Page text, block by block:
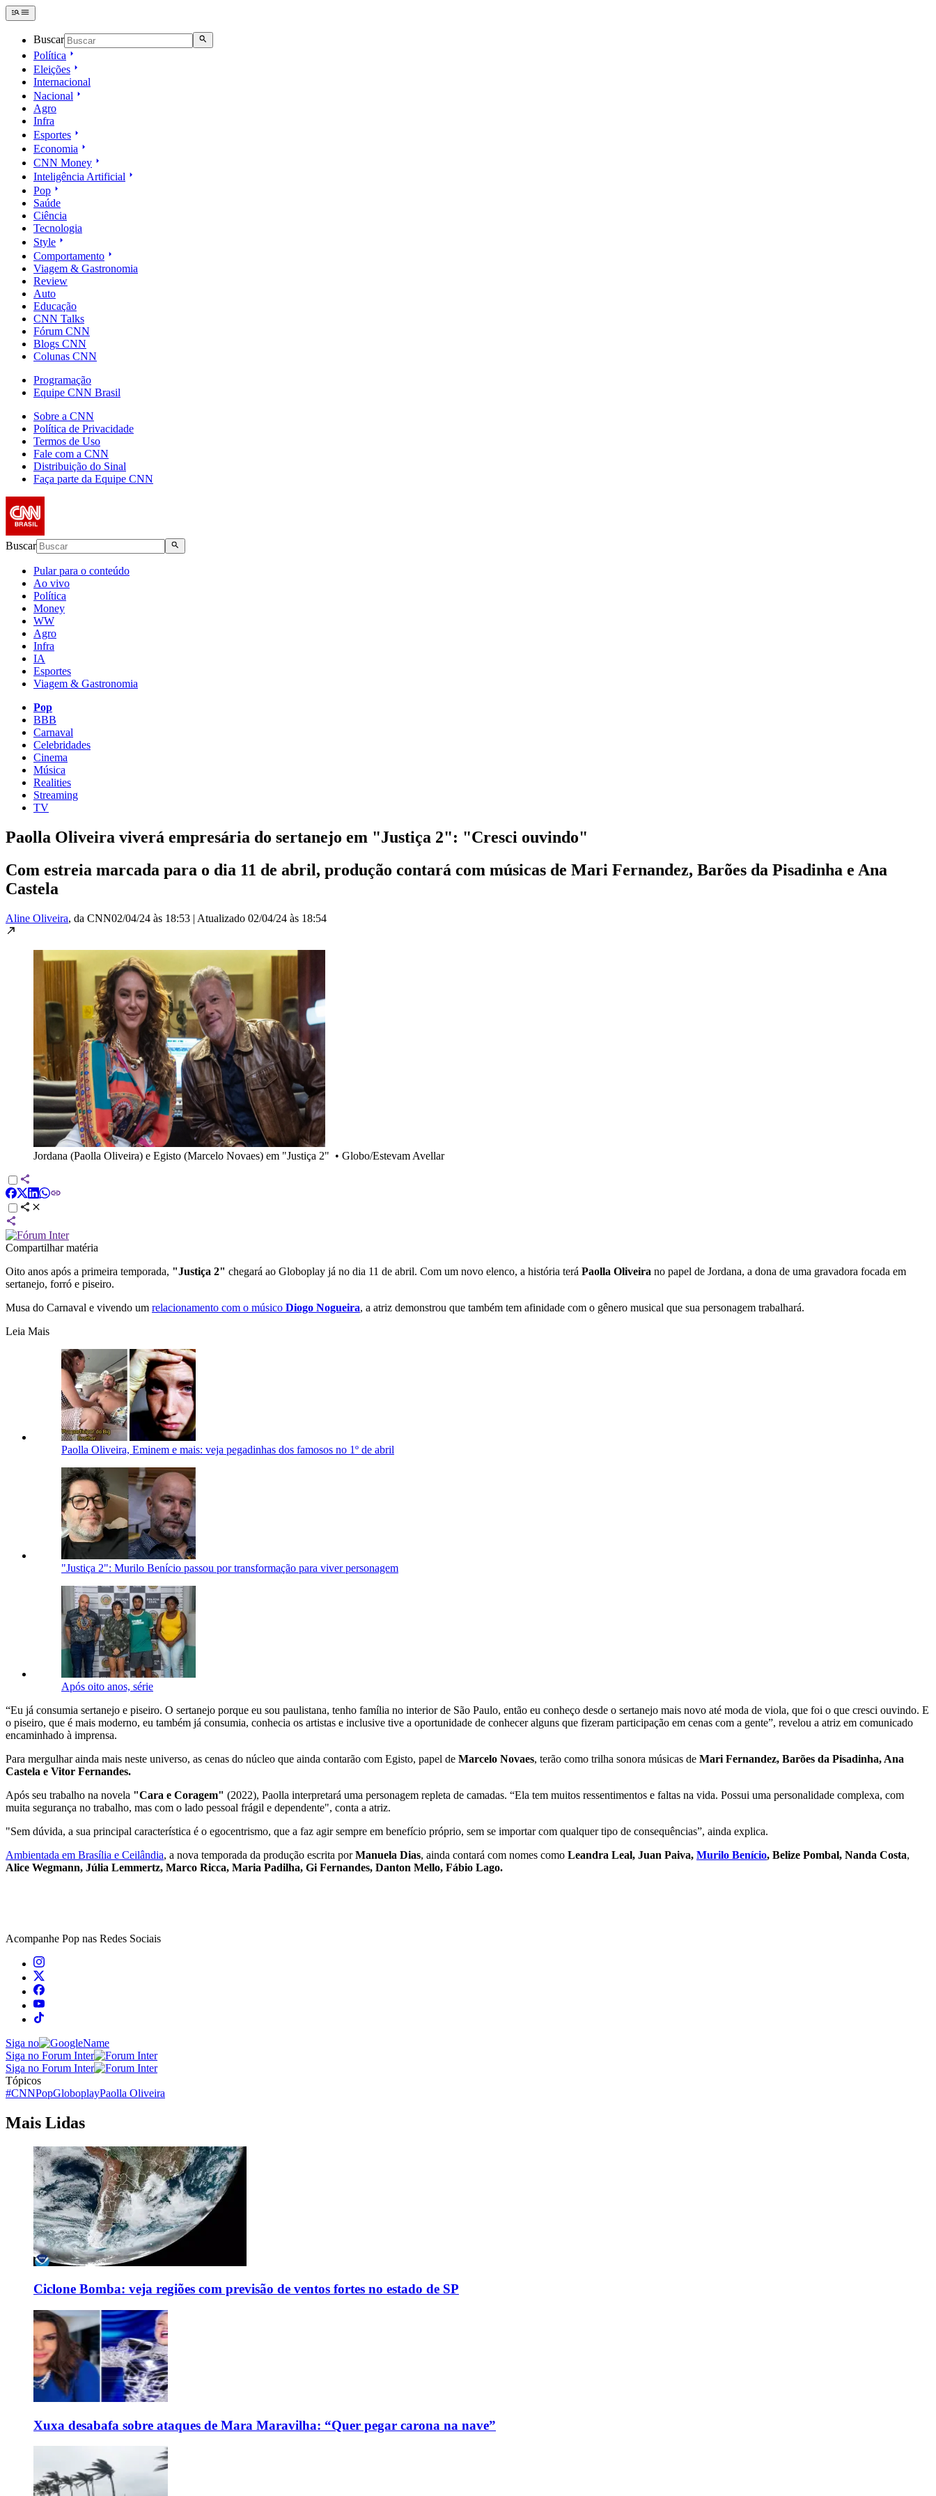
Buscar
Política
Eleições
Internacional
Nacional
Agro
Infra
Esportes
Economia
CNN Money
Inteligência Artificial
Pop
Saúde
Ciência
Tecnologia
Style
Comportamento
Viagem & Gastronomia
Review
Auto
Educação
CNN Talks
Fórum CNN
Blogs CNN
Colunas CNN
Programação
Equipe CNN Brasil
Sobre a CNN
Política de Privacidade
Termos de Uso
Fale com a CNN
Distribuição do Sinal
Faça parte da Equipe CNN
Buscar
Pular para o conteúdo
Ao vivo
Política
Money
WW
Agro
Infra
IA
Esportes
Viagem & Gastronomia
Pop
BBB
Carnaval
Celebridades
Cinema
Música
Realities
Streaming
TV
Paolla Oliveira viverá empresária do sertanejo em "Justiça 2": "Cresci ouvindo"
Com estreia marcada para o dia 11 de abril, produção contará com músicas de Mari Fernandez, Barões da Pisadinha e Ana
Castela
Aline Oliveira, da CNN02/04/24 às 18:53 | Atualizado 02/04/24 às 18:54
Jordana (Paolla Oliveira) e Egisto (Marcelo Novaes) em "Justiça 2" • Globo/Estevam Avellar
Compartilhar matéria
Oito anos após a primeira temporada, "Justiça 2" chegará ao Globoplay já no dia 11 de abril. Com um novo elenco, a história terá Paolla Oliveira no papel de Jordana, a dona de uma gravadora focada em
sertanejo, forró e piseiro.
Musa do Carnaval e vivendo um relacionamento com o músico Diogo Nogueira, a atriz demonstrou que também tem afinidade com o gênero musical que sua personagem trabalhará.
Leia Mais
Paolla Oliveira, Eminem e mais: veja pegadinhas dos famosos no 1º de abril
"Justiça 2": Murilo Benício passou por transformação para viver personagem
Após oito anos, série
“Eu já consumia sertanejo e piseiro. O sertanejo porque eu sou paulistana, tenho família no interior de São Paulo, então eu conheço desde o sertanejo mais novo até moda de viola, que foi o que cresci ouvindo. E
o piseiro, que é mais moderno, eu também já consumia, conhecia os artistas e inclusive tive a oportunidade de conhecer alguns que fizeram participação em cenas com a gente”, revelou a atriz em comunicado
encaminhado à imprensa.
Para mergulhar ainda mais neste universo, as cenas do núcleo que ainda contarão com Egisto, papel de Marcelo Novaes, terão como trilha sonora músicas de Mari Fernandez, Barões da Pisadinha, Ana
Castela e Vitor Fernandes.
Após seu trabalho na novela "Cara e Coragem" (2022), Paolla interpretará uma personagem repleta de camadas. “Ela tem muitos ressentimentos e faltas na vida. Possui uma personalidade complexa, com
muita segurança no trabalho, mas com o lado pessoal frágil e dependente", conta a atriz.
"Sem dúvida, a sua principal característica é o egocentrismo, que a faz agir sempre em benefício próprio, sem se importar com qualquer tipo de consequências”, ainda explica.
Ambientada em Brasília e Ceilândia, a nova temporada da produção escrita porManuela Dias, ainda contará com nomes como Leandra Leal, Juan Paiva, Murilo Benício, Belize Pombal, Nanda Costa,
Alice Wegmann, Júlia Lemmertz, Marco Ricca, Maria Padilha, Gi Fernandes, Danton Mello, Fábio Lago.
Acompanhe Pop nas Redes Sociais
Siga no
Siga no Forum Inter
Siga no Forum Inter
Tópicos
#CNNPopGloboplayPaolla Oliveira
Mais Lidas
Ciclone Bomba: veja regiões com previsão de ventos fortes no estado de SP
Xuxa desabafa sobre ataques de Mara Maravilha: “Quer pegar carona na nave”